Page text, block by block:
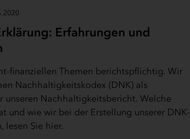
Erfahrungen und
finanziellen Themen berichtspflichtig. Wir
Nachhaltigkeitskodex (DNK) als
unseren Nachhaltigkeitsbericht. Welche
und wie wir bei der Erstellung unserer DNK-
lesen Sie hier.